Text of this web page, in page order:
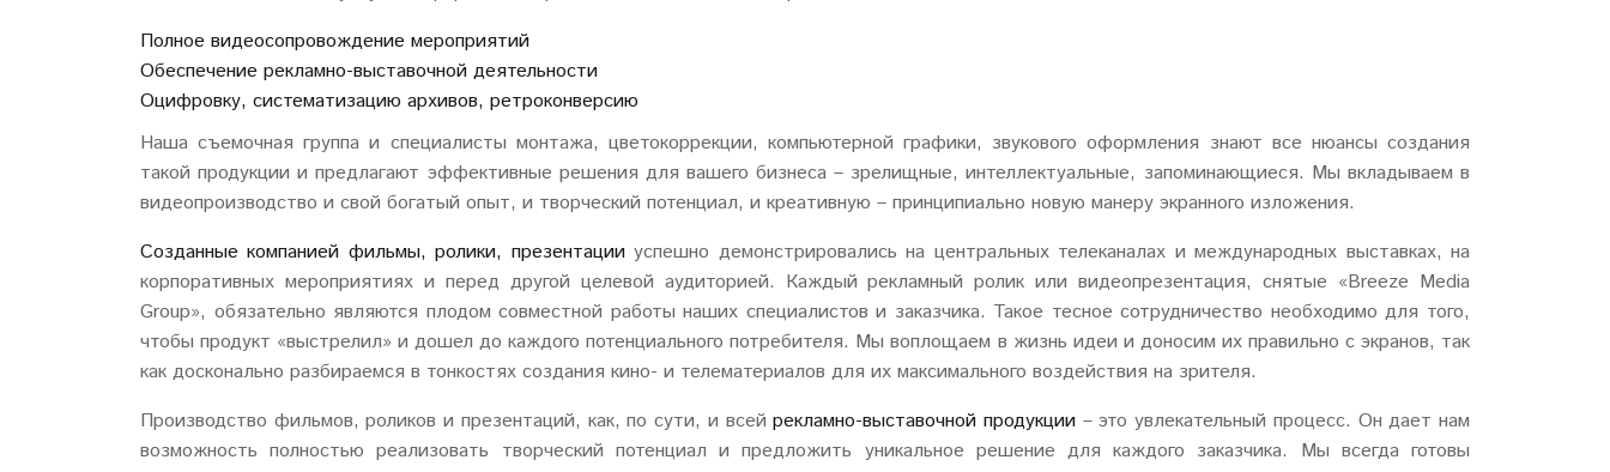
Полное видеосопровождение мероприятий
Обеспечение рекламно-выставочной деятельности
Оцифровку, систематизацию архивов, ретроконверсию
Наша съемочная группа и специалисты монтажа, цветокоррекции, компьютерной графики, звукового оформления знают все нюансы создания
такой продукции и предлагают эффективные решения для вашего бизнеса – зрелищные, интеллектуальные, запоминающиеся. Мы вкладываем в
видеопроизводство и свой богатый опыт, и творческий потенциал, и креативную – принципиально новую манеру экранного изложения.
Созданные компанией фильмы, ролики, презентацииуспешно демонстрировались на центральных телеканалах и международных выставках, на
корпоративных мероприятиях и перед другой целевой аудиторией. Каждый рекламный ролик или видеопрезентация, снятые «Breeze Media
Group», обязательно являются плодом совместной работы наших специалистов и заказчика. Такое тесное сотрудничество необходимо для того,
чтобы продукт «выстрелил» и дошел до каждого потенциального потребителя. Мы воплощаем в жизнь идеи и доносим их правильно с экранов, так
как досконально разбираемся в тонкостях создания кино- и телематериалов для их максимального воздействия на зрителя.
Производство фильмов, роликов и презентаций, как, по сути, и всейрекламно-выставочной продукции– это увлекательный процесс. Он дает нам
возможность полностью реализовать творческий потенциал и предложить уникальное решение для каждого заказчика. Мы всегда готовы